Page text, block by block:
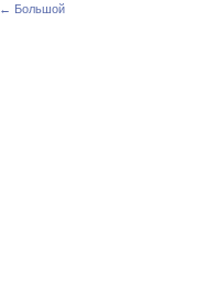
← Большой